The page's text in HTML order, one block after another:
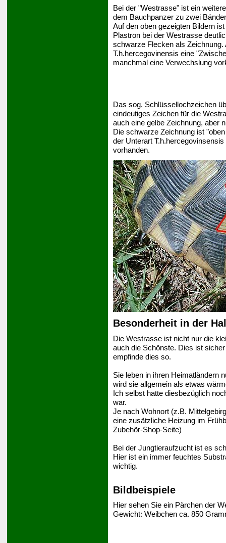
Bei der "Westrasse" ist ein
dem Bauchpanzer zu zwei
Auf den oben gezeigten Bildern
Plastron bei der Westrasse
schwarze Flecken als
T.h.hercegovinensis eine
manchmal eine Verwechslung
Das sog. Schlüssellochzeichen
eindeutiges Zeichen für die
auch eine gelbe Zeichnung, aber
Die schwarze Zeichnung ist
der Unterart
vorhanden.
Besonderheit in der
Die Westrasse ist nicht nur die
auch die Schönste. Dies ist
empfinde dies so.
Sie leben in ihren Heimatländern
wird sie allgemein als etwas
Ich selbst hatte diesbezüglich
war.
Je nach Wohnort (z.B.
eine zusätzliche Heizung im
Zubehör-Shop-Seite)
Bei der Jungtieraufzucht ist es
Hier ist ein immer feuchtes
wichtig.
Bildbeispiele
Hier sehen Sie ein Pärchen der
Gewicht: Weibchen ca. 850